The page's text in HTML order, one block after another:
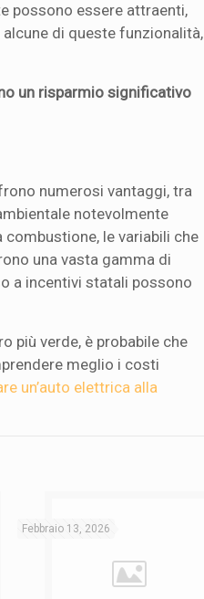
possono essere attraenti,
di queste funzionalità,
un risparmio significativo
numerosi vantaggi, tra
notevolmente
le variabili che
una vasta gamma di
a incentivi statali possono
più verde, è probabile che
meglio i costi
un’auto elettrica alla
Febbraio 13, 2026